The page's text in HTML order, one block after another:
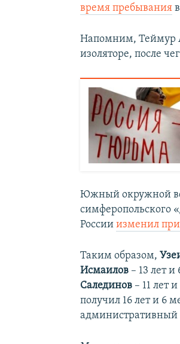
время пребывания
Напомним, Теймур
изоляторе, после
Южный окружной
симферопольского
Россииизменил
Таким образом,
Исмаилов – 13 лет и
Салединов – 11 лет
получил 16 лет и 6
административный